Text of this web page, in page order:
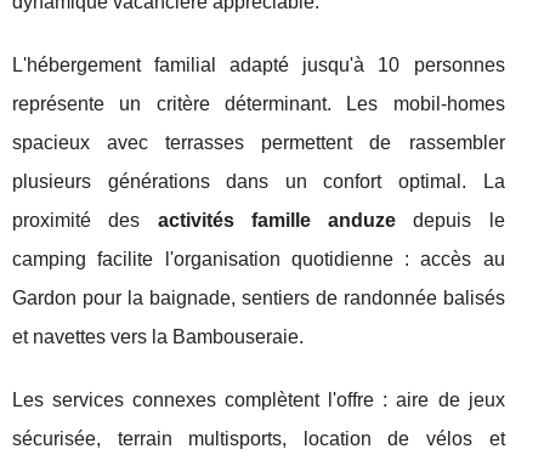
L'hébergement familial adapté jusqu'à 10 personnes
représente un critère déterminant. Les mobil-homes
spacieux avec terrasses permettent de rassembler
plusieurs générations dans un confort optimal. La
proximité des activités famille anduze depuis le
camping facilite l'organisation quotidienne : accès au
Gardon pour la baignade, sentiers de randonnée balisés
et navettes vers la Bambouseraie.
Les services connexes complètent l'offre : aire de jeux
sécurisée, terrain multisports, location de vélos et